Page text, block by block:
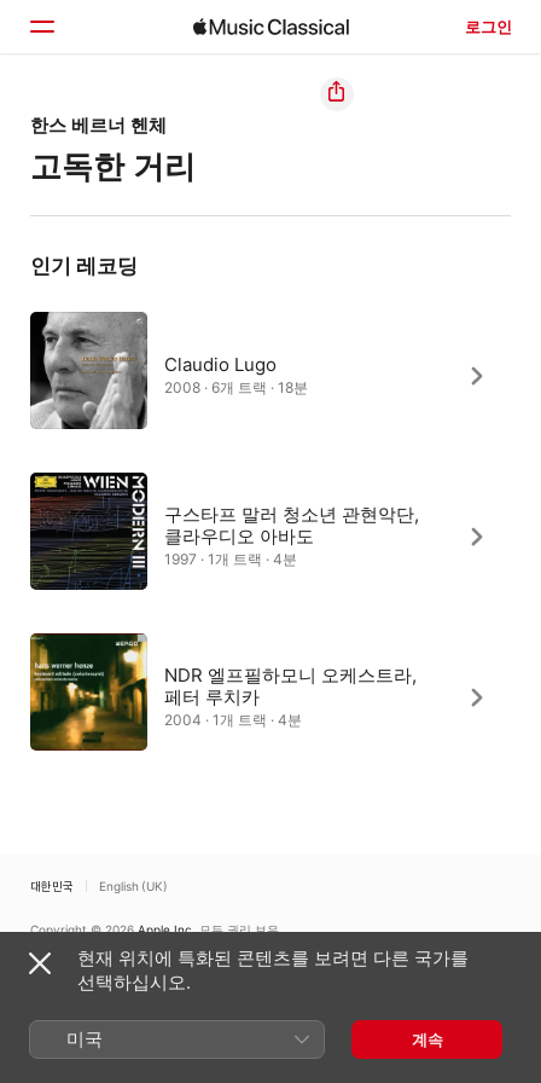
로그인
홈
둘러보기
검색
한스 베르너 헨체
고독한 거리
인기 레코딩
Claudio Lugo
2008 · 6개 트랙 · 18분
구스타프 말러 청소년 관현악단,
클라우디오 아바도
1997 · 1개 트랙 · 4분
NDR 엘프필하모니 오케스트라,
페터 루치카
2004 · 1개 트랙 · 4분
대한민국 English (UK)
Copyright © 2026 Apple Inc. 모든 권리 보유.
인터넷 서비스 약관
Apple Music 및 개인정보 보호 쿠키 경고
지원
피드백
현재 위치에 특화된 콘텐츠를 보려면 다른 국가를
선택하십시오.
미국 계속